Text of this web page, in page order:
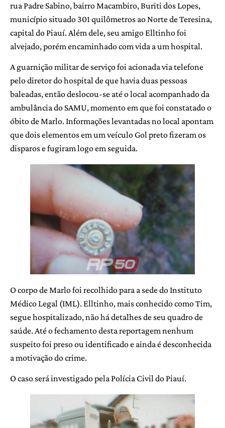
rua Padre Sabino, bairro Macambiro, Buriti dos Lopes,
município situado 301 quilômetros ao Norte de Teresina,
capital do Piauí. Além dele, seu amigo Elltinho foi
alvejado, porém encaminhado com vida a um hospital.
A guarnição militar de serviço foi acionada via telefone
pelo diretor do hospital de que havia duas pessoas
baleadas, então deslocou-se até o local acompanhado da
ambulância do SAMU, momento em que foi constatado o
óbito de Marlo. Informações levantadas no local apontam
que dois elementos em um veículo Gol preto fizeram os
disparos e fugiram logo em seguida.
O corpo de Marlo foi recolhido para a sede do Instituto
Médico Legal (IML). Elltinho, mais conhecido como Tim,
segue hospitalizado, não há detalhes de seu quadro de
saúde. Até o fechamento desta reportagem nenhum
suspeito foi preso ou identificado e ainda é desconhecida
a motivação do crime.
O caso será investigado pela Polícia Civil do Piauí.